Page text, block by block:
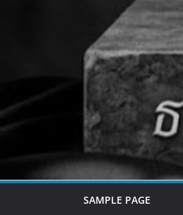
SAMPLE PAGE